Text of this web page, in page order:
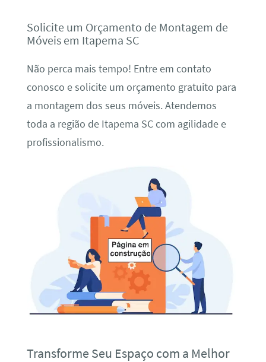
Solicite um Orçamento de Montagem de
Móveis em Itapema SC
Não perca mais tempo! Entre em contato
conosco e solicite um orçamento gratuito para
a montagem dos seus móveis. Atendemos
toda a região de Itapema SC com agilidade e
profissionalismo.
Transforme Seu Espaço com a Melhor